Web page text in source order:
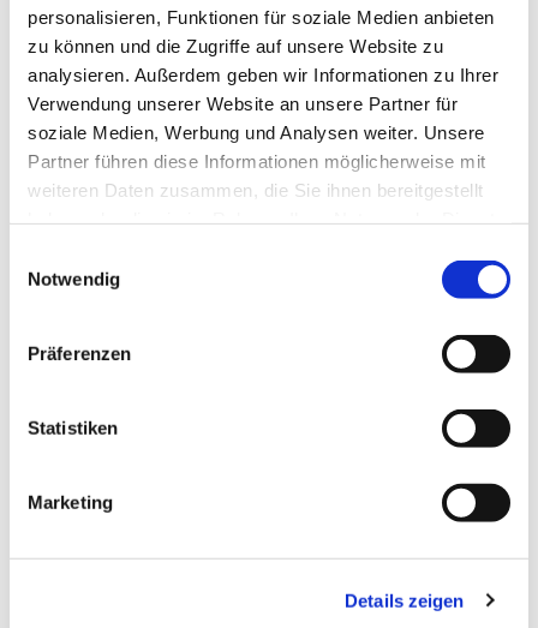
personalisieren, Funktionen für soziale Medien anbieten
zu können und die Zugriffe auf unsere Website zu
analysieren. Außerdem geben wir Informationen zu Ihrer
Verwendung unserer Website an unsere Partner für
soziale Medien, Werbung und Analysen weiter. Unsere
Partner führen diese Informationen möglicherweise mit
weiteren Daten zusammen, die Sie ihnen bereitgestellt
Notwendig
Präferenzen
Statistiken
Marketing
Details zeigen
EVANGELISCHES DEKANAT
DREIEICH-RODGAU
Haus der Kirche
Theodor-Heuss-Ring 52
63128 Dietzenbach
Kai Fuchs, Tel. (06074) 4846116
LEITUNG